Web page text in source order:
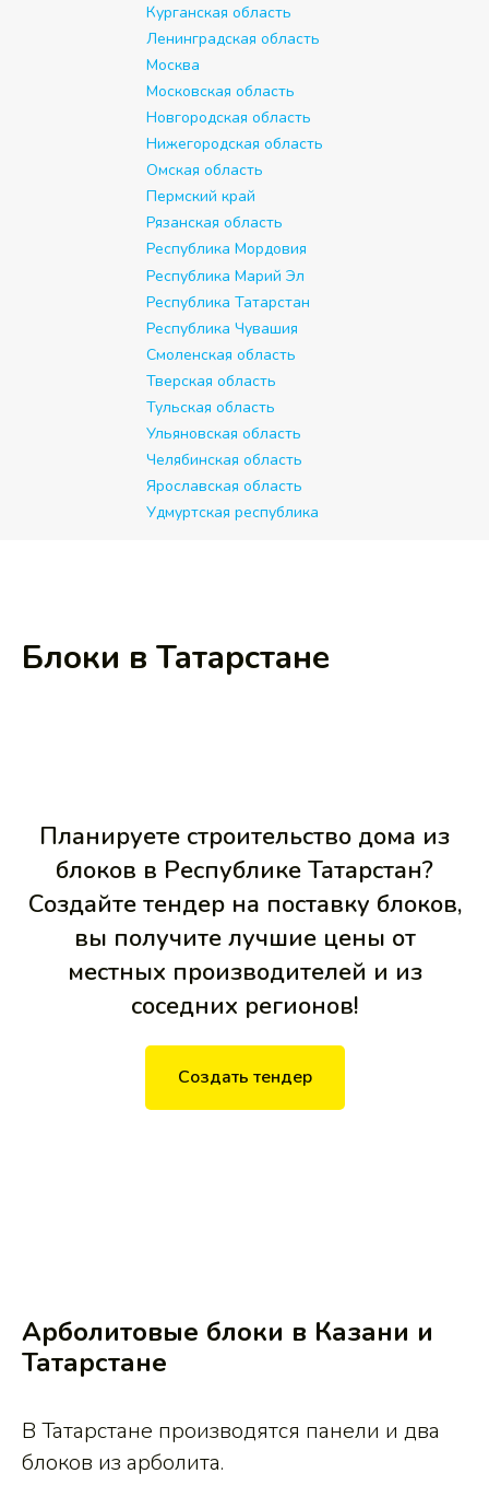
Курганская область
Ленинградская область
Москва
Московская область
Новгородская область
Нижегородская область
Омская область
Пермский край
Рязанская область
Республика Мордовия
Республика Марий Эл
Республика Татарстан
Республика Чувашия
Смоленская область
Тверская область
Тульская область
Ульяновская область
Челябинская область
Ярославская область
Удмуртская республика
Блоки в Татарстане
Планируете строительство дома из
блоков в Республике Татарстан?
Создайте тендер на поставку блоков,
вы получите лучшие цены от
местных производителей и из
соседних регионов!
Создать тендер
Арболитовые блоки в Казани и
Татарстане
В Татарстане производятся панели и два
блоков из арболита.